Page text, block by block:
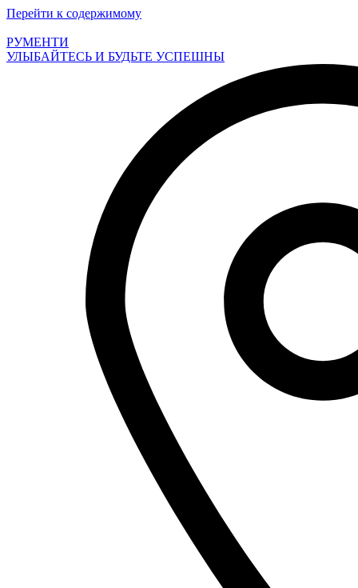
Перейти к содержимому
РУМЕНТИ
УЛЫБАЙТЕСЬ И БУДЬТЕ УСПЕШНЫ